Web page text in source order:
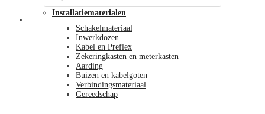
Installatiematerialen
Schakelmateriaal
Inwerkdozen
Kabel en Preflex
Zekeringkasten en meterkasten
Aarding
Buizen en kabelgoten
Verbindingsmateriaal
Gereedschap